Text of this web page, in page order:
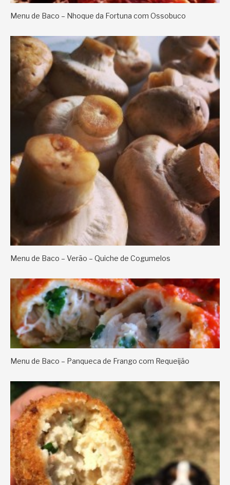
Menu de Baco – Nhoque da Fortuna com Ossobuco
Menu de Baco – Verão – Quiche de Cogumelos
Menu de Baco – Panqueca de Frango com Requeijão